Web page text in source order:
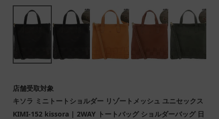
店舗受取対象
キソラ ミニトートショルダー リゾートメッシュ ユニセックス
KIMI-152 kissora | 2WAY トートバッグ ショルダーバッグ 日